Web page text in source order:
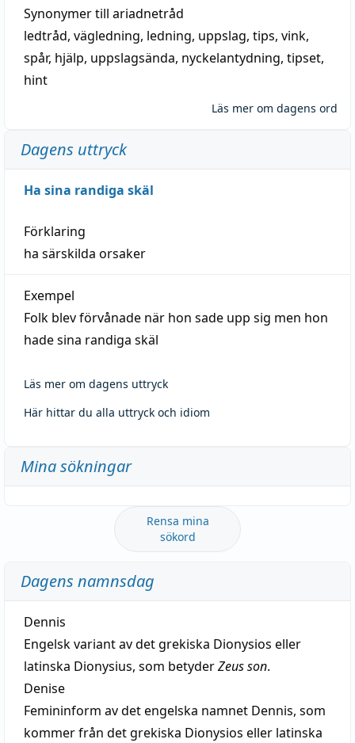
Synonymer till ariadnetråd
ledtråd, vägledning, ledning, uppslag, tips, vink,
spår, hjälp, uppslagsända, nyckelantydning, tipset,
hint
Läs mer om dagens ord
Dagens uttryck
Ha sina randiga skäl
Förklaring
ha särskilda orsaker
Exempel
Folk blev förvånade när hon sade upp sig men hon
hade sina randiga skäl
Läs mer om dagens uttryck
Här hittar du alla uttryck och idiom
Mina sökningar
Rensa mina
sökord
Dagens namnsdag
Dennis
Engelsk variant av det grekiska Dionysios eller
latinska Dionysius, som betyderZeus son.
Denise
Femininform av det engelska namnet Dennis, som
kommer från det grekiska Dionysios eller latinska